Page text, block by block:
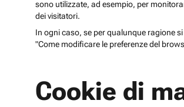
sono utilizzate, ad esempio, per
dei visitatori.
In ogni caso, se per qualunque ragione
"Come modificare le preferenze del
Cookie di